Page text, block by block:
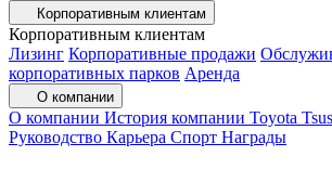
Корпоративным клиентам
Корпоративным клиентам
Лизинг Корпоративные продажи
корпоративных парков Аренда
О компании
О компании История компании Toyota
Руководство Карьера Спорт Награды